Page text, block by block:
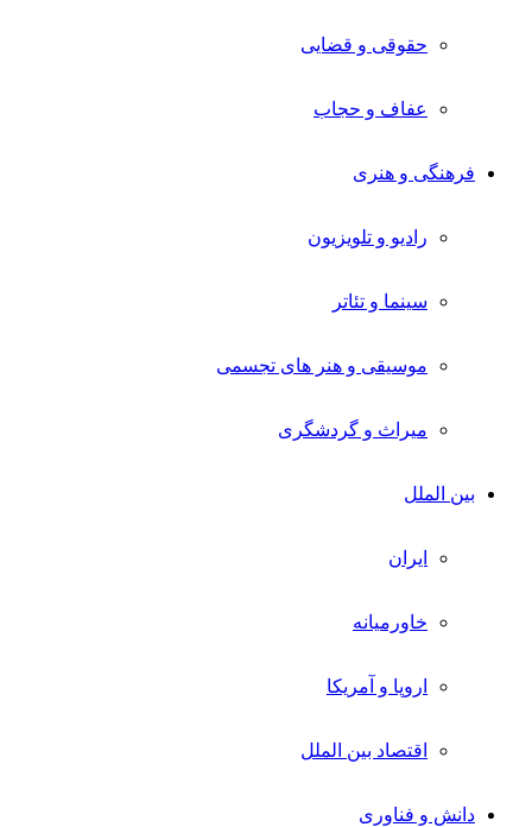
حقوقی و قضایی
عفاف و حجاب
فرهنگی و هنری
رادیو و تلویزیون
سینما و تئاتر
موسیقی و هنر های تجسمی
میراث و گردشگری
بین الملل
ایران
خاورمیانه
اروپا و آمریکا
اقتصاد بین الملل
دانش و فناوری